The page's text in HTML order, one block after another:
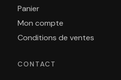
Panier
Mon compte
Conditions de ventes
CONTACT